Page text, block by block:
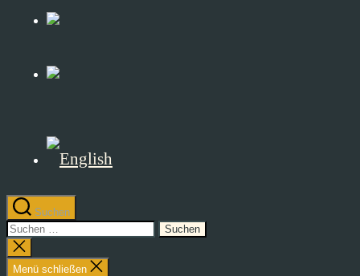
Suchen
Suchen
nach:
Suche
schließen
Menü schließen